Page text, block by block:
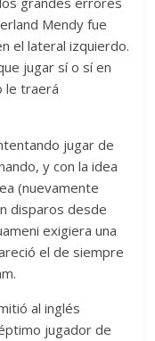
Mendy fue
el lateral izquierdo.
jugar sí o sí en
le traerá
jugar de
y con la idea
(nuevamente
disparos desde
exigiera una
el de siempre
al inglés
jugador de